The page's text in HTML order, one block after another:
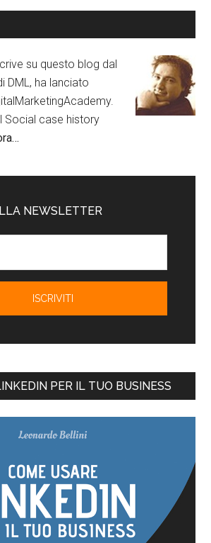
su questo blog dal
DML, ha lanciato
Social case history
NEWSLETTER
PER IL TUO BUSINESS